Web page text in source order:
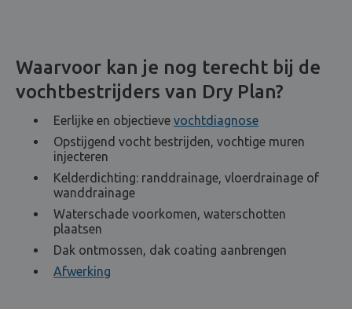
Waarvoor kan je nog terecht bij de
vochtbestrijders van Dry Plan?
Eerlijke en objectieve vochtdiagnose
Opstijgend vocht bestrijden, vochtige muren
injecteren
Kelderdichting: randdrainage, vloerdrainage of
wanddrainage
Waterschade voorkomen, waterschotten
plaatsen
Dak ontmossen, dak coating aanbrengen
Afwerking